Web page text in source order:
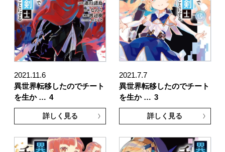
2021.11.6
異世界転移したのでチート
を生か … 4
詳しく見る
2021.7.7
異世界転移したのでチート
を生か … 3
詳しく見る